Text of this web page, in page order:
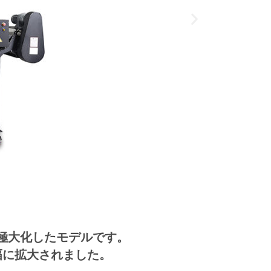
化したモデルです。
拡大されました。